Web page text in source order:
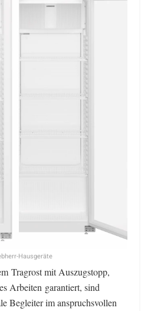
Hausgeräte
Tragrost mit Auszugstopp,
Arbeiten garantiert, sind
Begleiter im anspruchsvollen